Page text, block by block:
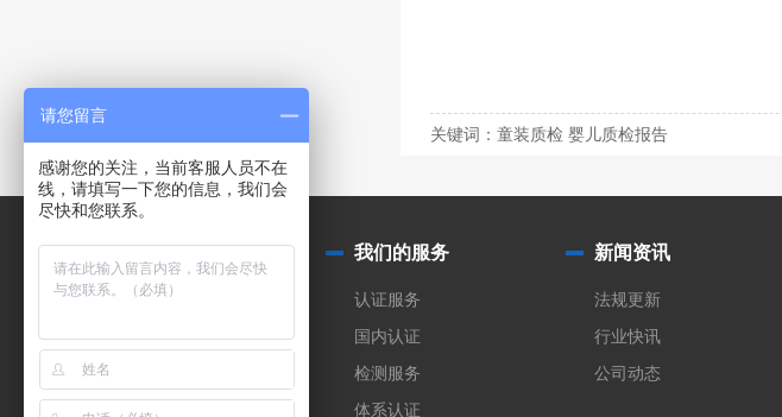
关键词：童装质检 婴儿质检报告
关于我们
公司简介
实验室
加入我们
我们的服务
认证服务
国内认证
检测服务
体系认证
新闻资讯
法规更新
行业快讯
公司动态
请您留言
感谢您的关注，当前客服人员不在
线，请填写一下您的信息，我们会
尽快和您联系。